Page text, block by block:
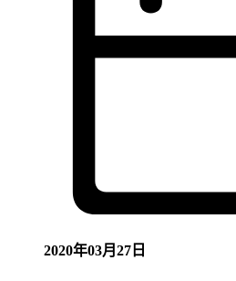
2020年03月27日